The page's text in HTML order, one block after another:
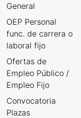
General
OEP Personal
func. de carrera o
laboral fijo
Ofertas de
Empleo Público /
Empleo Fijo
Convocatoria
Plazas